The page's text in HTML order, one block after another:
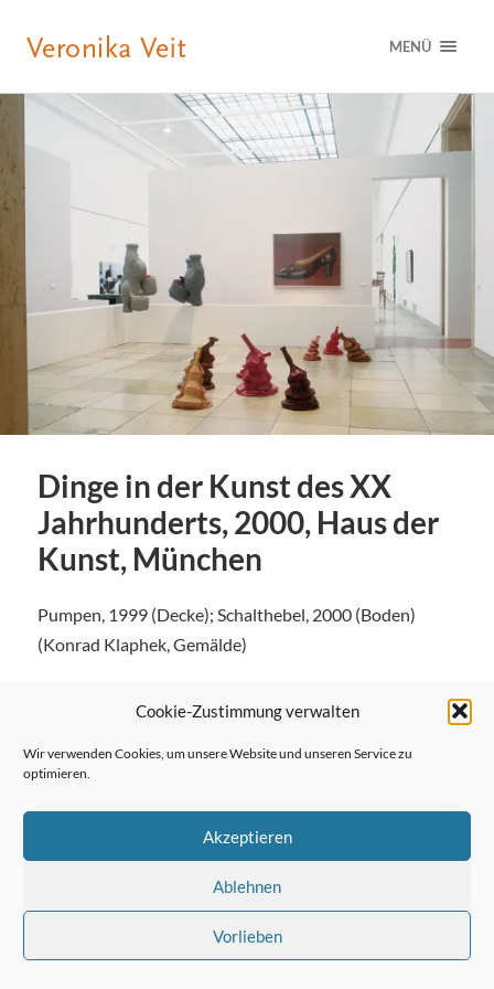
Cookie-Zustimmung verwalten
Wir verwenden Cookies, um unsere Website und unseren Service zu
optimieren.
Akzeptieren
Ablehnen
Vorlieben
MENÜ
Dinge in der Kunst des XX
Jahrhunderts, 2000, Haus der
Kunst, München
Pumpen, 1999 (Decke); Schalthebel, 2000 (Boden)
(Konrad Klaphek, Gemälde)
← Vorheriger Beitrag